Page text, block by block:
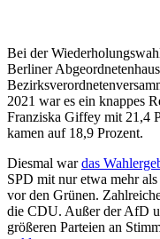
Bei der
Berliner
2021 war es ein knappes
Franziska Giffey mit 21,4
kamen auf 18,9 Prozent.
Diesmal wardas
SPD mit nur etwa mehr
vor den Grünen.
die CDU. Außer der AfD
größeren Parteien an